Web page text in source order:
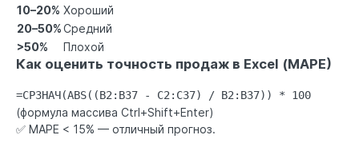
10–20% Хороший
20–50%Средний
>50%
Плохой
Как оценить точность продаж в Excel (MAPE)
=СРЗНАЧ(ABS((B2:B37 - C2:C37) / B2:B37)) * 100
(формула массива Ctrl+Shift+Enter)
✅ MAPE < 15% — отличный прогноз.